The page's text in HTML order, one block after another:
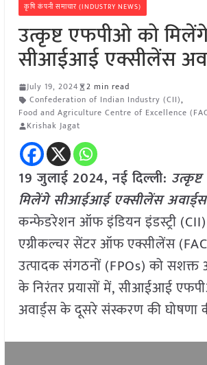
कृषि कंपनी समाचार (INDUSTRY NEWS)
उत्कृष्ट एफपीओ को
सीआईआई एक्सीलेंस
July 19, 2024
2 min read
Confederation of Indian Industry (CII),
Food and Agriculture Centre of Excellence
Krishak Jagat
19 जुलाई 2024, नई दिल्ली:
मिलेंगे सीआईआई एक्सीलेंस
कन्फेडरेशन ऑफ इंडियन इंडस्ट्री
एग्रीकल्चर सेंटर ऑफ एक्सीलेंस
उत्पादक संगठनों (FPOs) को
के निरंतर प्रयासों में, सीआईआई
अवार्ड्स के दूसरे संस्करण की घोषणा